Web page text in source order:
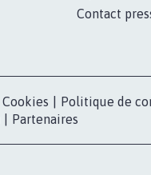
Contact
Cookies Politique de
Partenaires